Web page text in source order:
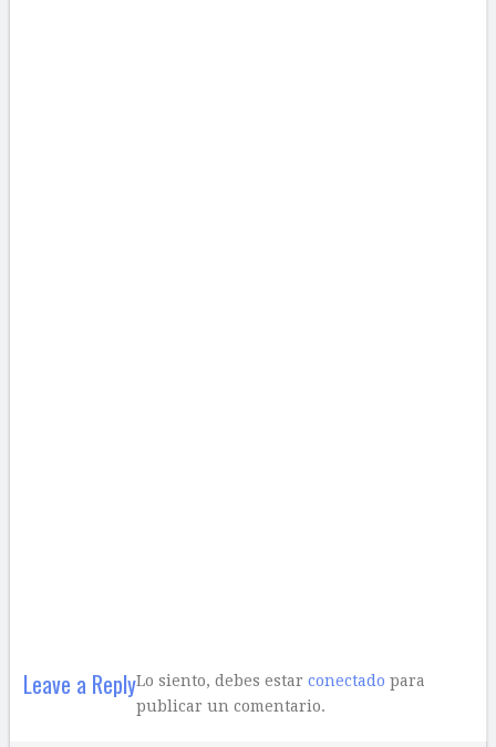
Leave a ReplyLo siento, debes estar conectado para
publicar un comentario.